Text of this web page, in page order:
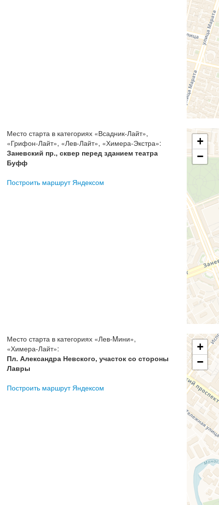
Место старта в категориях «Всадник-Лайт»,
«Грифон-Лайт», «Лев-Лайт», «Химера-Экстра»:
Заневский пр., сквер перед зданием театра
Буфф
Построить маршрут Яндексом
+
−
Место старта в категориях «Лев-Mини»,
«Химера-Лайт»:
Пл. Александра Невского, участок со стороны
Лавры
Построить маршрут Яндексом
+
−